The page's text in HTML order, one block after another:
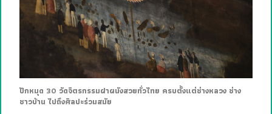
ปักหมุด 30 วัดจิตรกรรมฝาผนังสวยทั่วไทย ครบตั้งแต่ช่างหลวง ช่าง
ชาวบ้าน ไปถึงศิลปะร่วมสมัย